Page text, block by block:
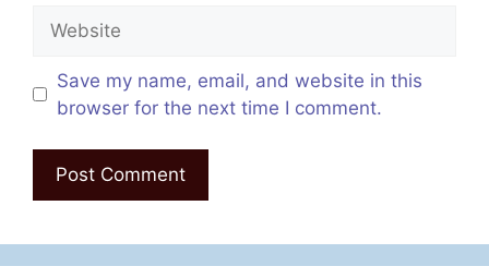
Save my name, email, and website in this
browser for the next time I comment.